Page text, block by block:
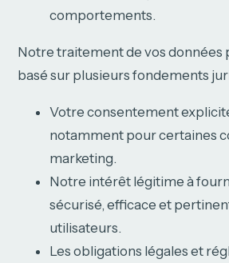
comportements.
Notre traitement de vos données
basé sur plusieurs fondements
Votre consentement
notamment pour certaines
marketing.
Notre intérêt légitime à
sécurisé, efficace et
utilisateurs.
Les obligations légales et